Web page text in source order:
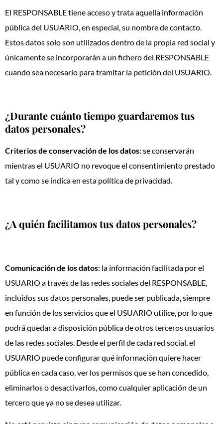
El RESPONSABLE tiene acceso y trata aquella información
pública del USUARIO, en especial, su nombre de contacto.
Estos datos solo son utilizados dentro de la propia red social y
únicamente se incorporarán a un fichero del RESPONSABLE
cuando sea necesario para tramitar la petición del USUARIO.
¿Durante cuánto tiempo guardaremos tus
datos personales?
Criterios de conservación de los datos: se conservarán
mientras el USUARIO no revoque el consentimiento prestado
tal y como se indica en esta política de privacidad.
¿A quién facilitamos tus datos personales?
Comunicación de los datos: la información facilitada por el
USUARIO a través de las redes sociales del RESPONSABLE,
incluidos sus datos personales, puede ser publicada, siempre
en función de los servicios que el USUARIO utilice, por lo que
podrá quedar a disposición pública de otros terceros usuarios
de las redes sociales. Desde el perfil de cada red social, el
USUARIO puede configurar qué información quiere hacer
pública en cada caso, ver los permisos que se han concedido,
eliminarlos o desactivarlos, como cualquier aplicación de un
tercero que ya no se desea utilizar.